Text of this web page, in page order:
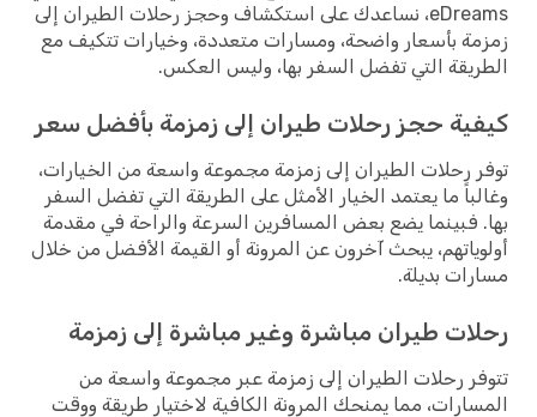
eDreams، نساعدك على استكشاف وحجز رحلات الطيران إلى
زمزمة بأسعار واضحة، ومسارات متعددة، وخيارات تتكيف مع
الطريقة التي تفضل السفر بها، وليس العكس.
كيفية حجز رحلات طيران إلى زمزمة بأفضل سعر
توفر رحلات الطيران إلى زمزمة مجموعة واسعة من الخيارات،
وغالباً ما يعتمد الخيار الأمثل على الطريقة التي تفضل السفر
بها. فبينما يضع بعض المسافرين السرعة والراحة في مقدمة
أولوياتهم، يبحث آخرون عن المرونة أو القيمة الأفضل من خلال
مسارات بديلة.
رحلات طيران مباشرة وغير مباشرة إلى زمزمة
تتوفر رحلات الطيران إلى زمزمة عبر مجموعة واسعة من
المسارات، مما يمنحك المرونة الكافية لاختيار طريقة ووقت